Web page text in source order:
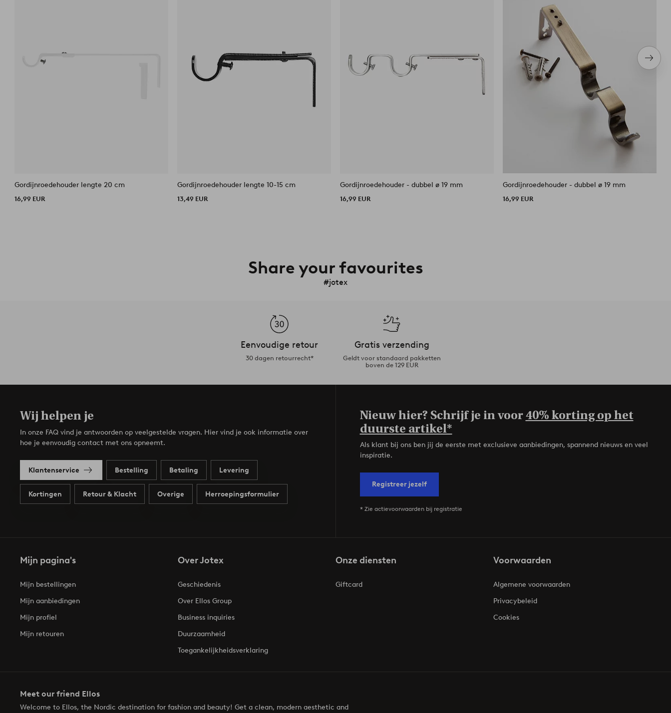
Gordijnroedehouder lengte 20 cm
16,99 EUR
Gordijnroedehouder lengte 10-15 cm
13,49 EUR
Gordijnroedehouder - dubbel ø 19 mm
16,99 EUR
Gordijnroedehouder - dubbel ø 19 mm
16,99 EUR
item
Share your favourites
#jotex
Eenvoudige retour
30 dagen retourrecht*
Gratis verzending
Geldt voor standaard pakketten
boven de 129 EUR
Wij helpen je
In onze FAQ vind je antwoorden op veelgestelde vragen. Hier vind je ook informatie over
hoe je eenvoudig contact met ons opneemt.
Klantenservice Bestelling Betaling Levering
Kortingen Retour & Klacht Overige Herroepingsformulier
Nieuw hier? Schrijf je in voor40% korting op het
duurste artikel*
Als klant bij ons ben jij de eerste met exclusieve aanbiedingen, spannend nieuws en veel
inspiratie.
Registreer jezelf
* Zie actievoorwaarden bij registratie
Mijn pagina's
Mijn bestellingen
Mijn aanbiedingen
Mijn profiel
Mijn retouren
Over Jotex
Geschiedenis
Over Ellos Group
Business inquiries
Duurzaamheid
Toegankelijkheidsverklaring
Onze diensten
Giftcard
Voorwaarden
Algemene voorwaarden
Privacybeleid
Cookies
Meet our friend Ellos
Welcome to Ellos, the Nordic destination for fashion and beauty! Get a clean, modern aesthetic and